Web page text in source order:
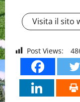
Visita il sito
Post Views: